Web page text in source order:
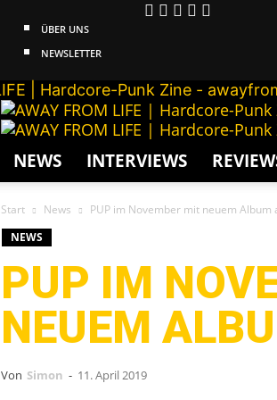
ÜBER UNS
NEWSLETTER
NEWS INTERVIEWS
Start News
PUP im November mit neuem Album
NEWS
PUP IM
NEUEM
Von Simon - 11. April 2019